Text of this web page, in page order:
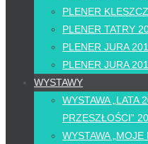
PLENER
PLENER TATRY
PLENER JURA
PLENER JURA
WYSTAWY
WYSTAWA
PRZESZŁOŚCI”
WYSTAWA